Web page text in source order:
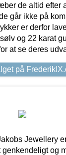
de altid efter
går ikke på
er derfor
og 22 karat
at se deres
på
Jewellery
og